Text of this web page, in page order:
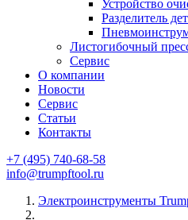
Устройство
Разделитель
Листогибочный
Сервис
О компании
Новости
Сервис
Статьи
Контакты
+7 (495) 740-68-58
info@trumpftool.ru
Электроинструменты